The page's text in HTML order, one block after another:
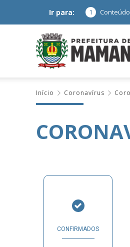
Ir para: 1 Conteúdo
Início Coronavírus
CONFIRMADOS